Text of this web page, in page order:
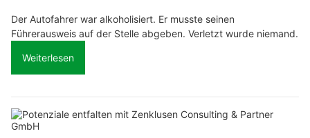
Der Autofahrer war alkoholisiert. Er musste seinen
Führerausweis auf der Stelle abgeben. Verletzt wurde niemand.
Weiterlesen